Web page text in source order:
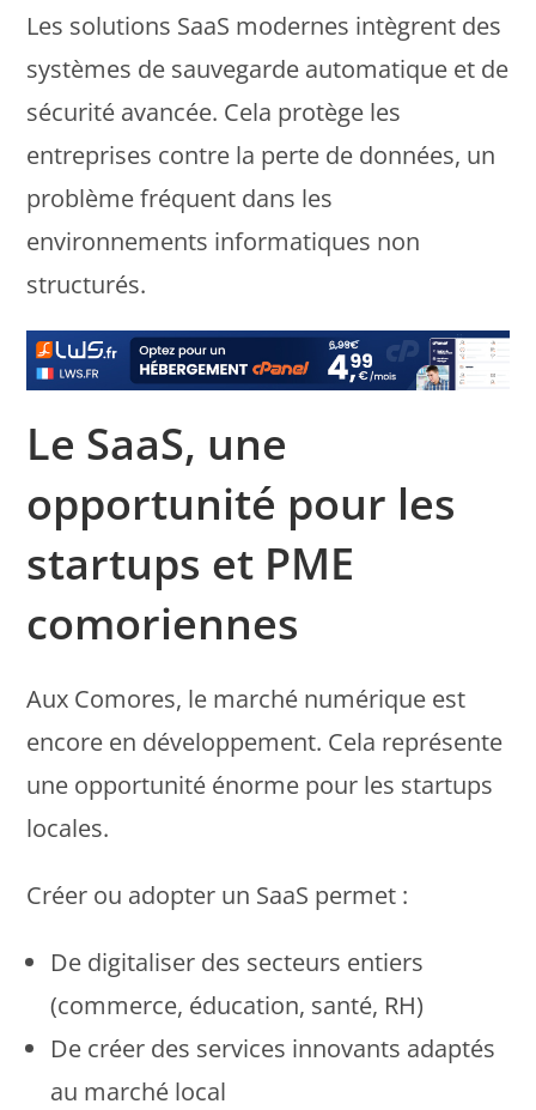
Les solutions SaaS modernes intègrent des
systèmes de sauvegarde automatique et de
sécurité avancée. Cela protège les
entreprises contre la perte de données, un
problème fréquent dans les
environnements informatiques non
structurés.
Le SaaS, une
opportunité pour les
startups et PME
comoriennes
Aux Comores, le marché numérique est
encore en développement. Cela représente
une opportunité énorme pour les startups
locales.
Créer ou adopter un SaaS permet :
De digitaliser des secteurs entiers
(commerce, éducation, santé, RH)
De créer des services innovants adaptés
au marché local